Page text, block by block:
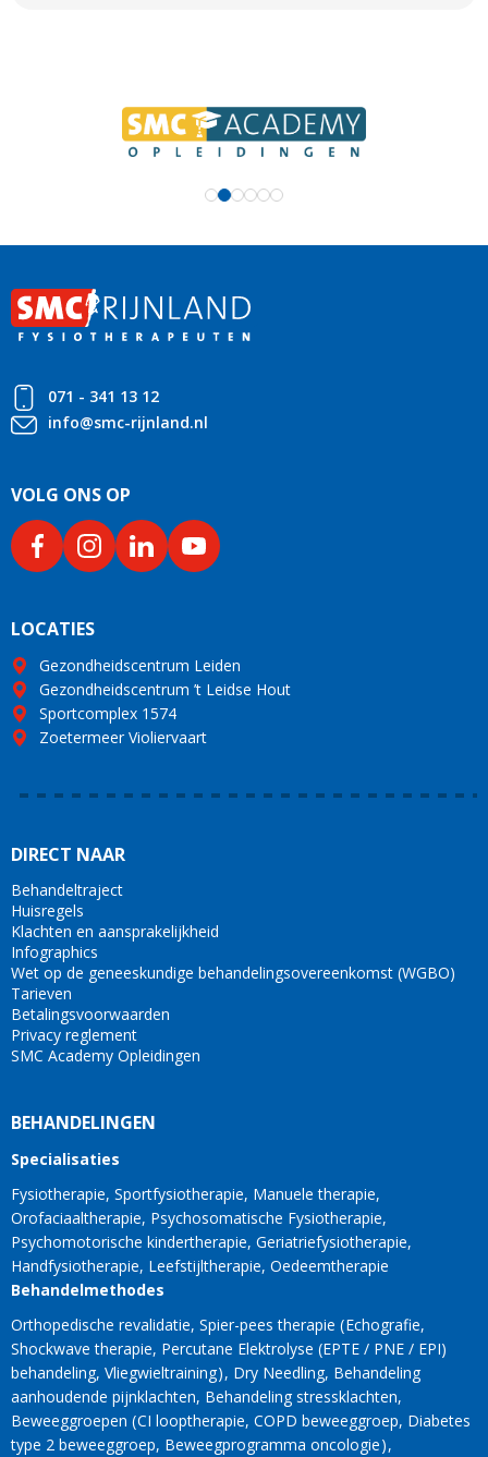
071 - 341 13 12
info@smc-rijnland.nl
VOLG ONS OP
LOCATIES
Gezondheidscentrum Leiden
Gezondheidscentrum ’t Leidse Hout
Sportcomplex 1574
Zoetermeer Violiervaart
DIRECT NAAR
Behandeltraject
Huisregels
Klachten en aansprakelijkheid
Infographics
Wet op de geneeskundige behandelingsovereenkomst (WGBO)
Tarieven
Betalingsvoorwaarden
Privacy reglement
SMC Academy Opleidingen
BEHANDELINGEN
Specialisaties
Fysiotherapie Sportfysiotherapie Manuele therapie
Orofaciaaltherapie Psychosomatische Fysiotherapie
Psychomotorische kindertherapie Geriatriefysiotherapie
Handfysiotherapie Leefstijltherapie Oedeemtherapie
Behandelmethodes
Orthopedische revalidatie Spier-pees therapie Echografie
Shockwave therapie Percutane Elektrolyse (EPTE / PNE / EPI)
behandeling Vliegwieltraining Dry Needling Behandeling
aanhoudende pijnklachten Behandeling stressklachten
Beweeggroepen CI looptherapie COPD beweeggroep Diabetes
type 2 beweeggroep Beweegprogramma oncologie